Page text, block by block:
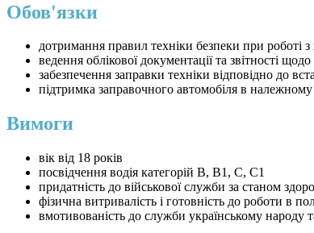
Обов'язки
дотримання правил техніки безпеки при роботі
ведення облікової документації та звітності
забезпечення заправки техніки відповідно до
підтримка заправочного автомобіля в належному
Вимоги
вік від 18 років
посвідчення водія категорій B, B1, C, C1
придатність до військової служби за станом
фізична витривалість і готовність до роботи в
вмотивованість до служби українському народу